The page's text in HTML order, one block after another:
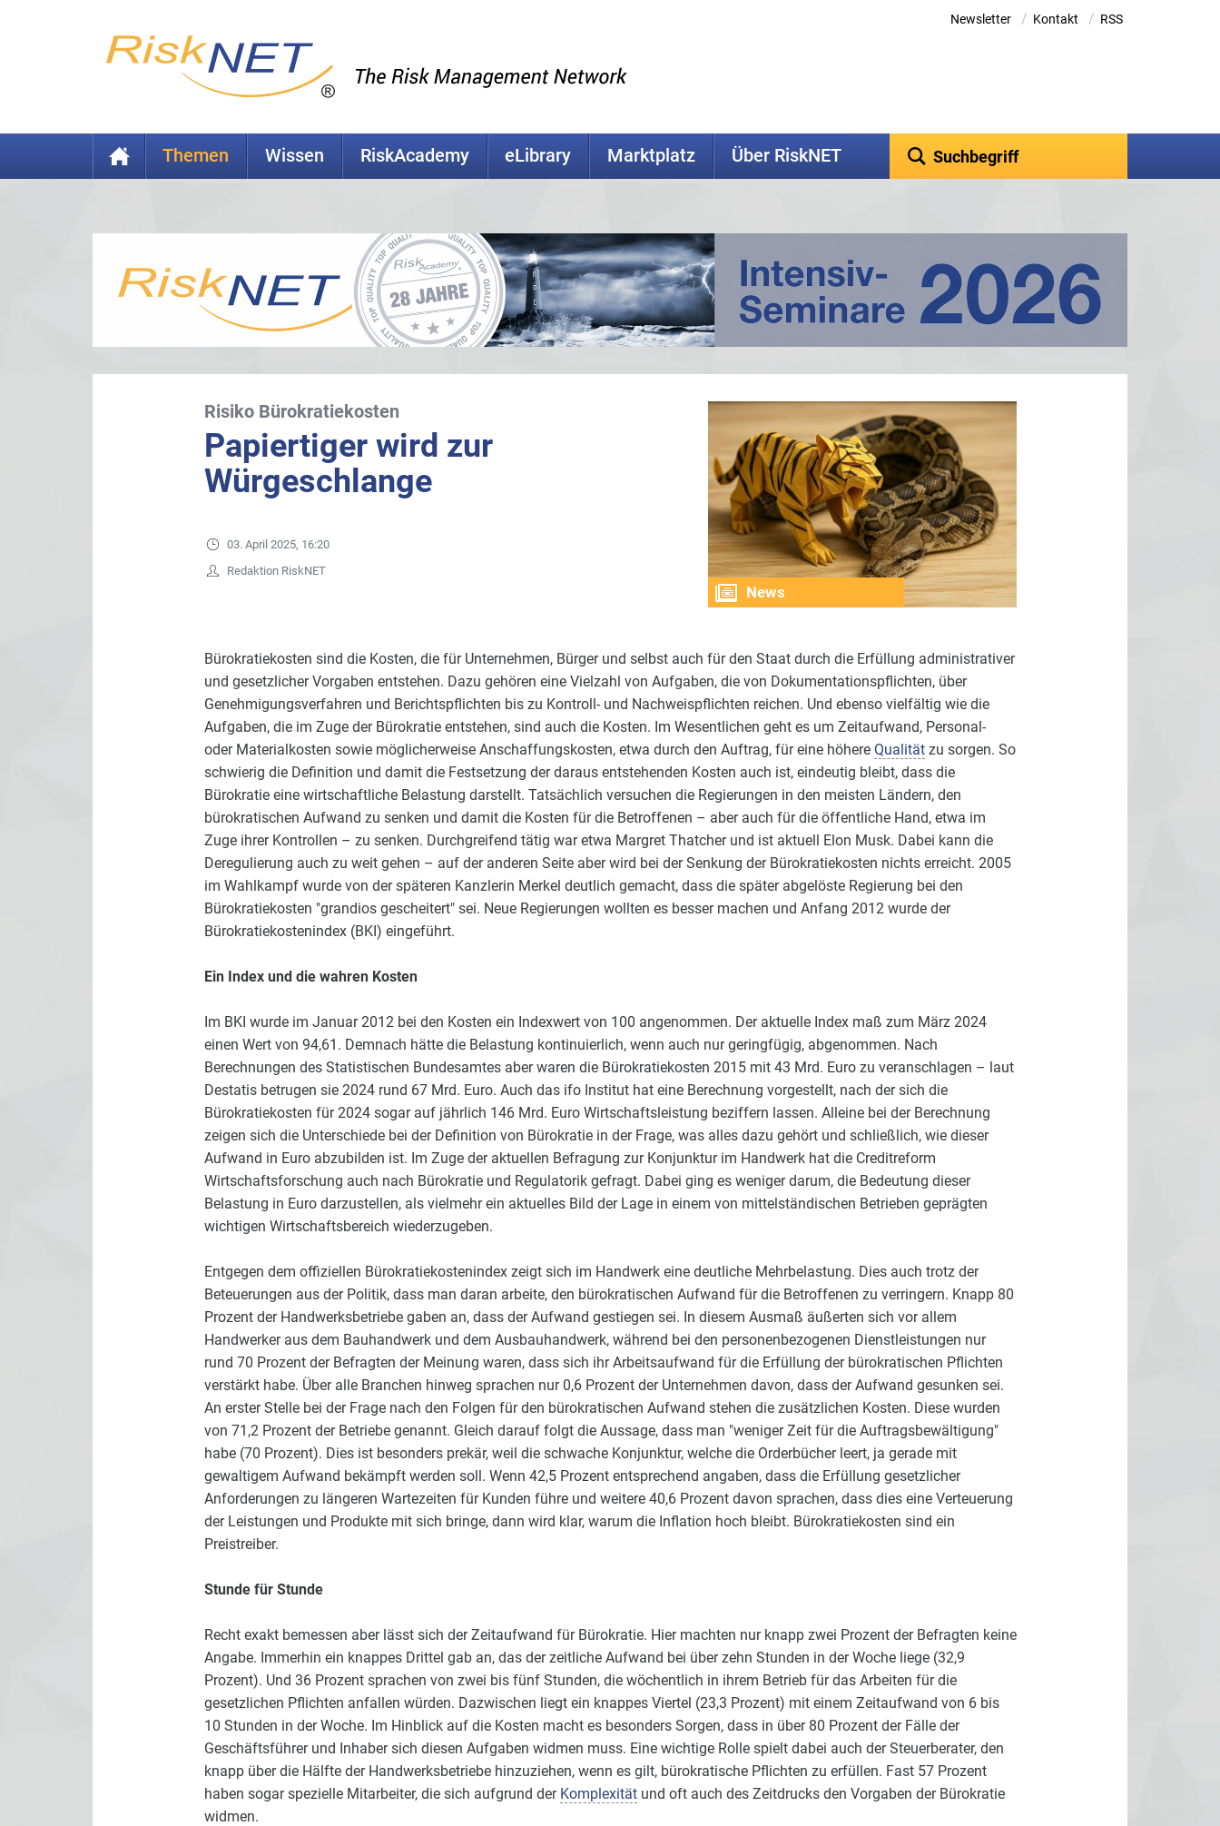
Newsletter / Kontakt / RSS
Themen Wissen RiskAcademy eLibrary Marktplatz Über RiskNET
Risiko Bürokratiekosten
Papiertiger wird zur
Würgeschlange
03. April 2025, 16:20
Redaktion RiskNET
News
Bürokratiekosten sind die Kosten, die für Unternehmen, Bürger und selbst auch für den Staat durch die Erfüllung administrativer
und gesetzlicher Vorgaben entstehen. Dazu gehören eine Vielzahl von Aufgaben, die von Dokumentationspflichten, über
Genehmigungsverfahren und Berichtspflichten bis zu Kontroll- und Nachweispflichten reichen. Und ebenso vielfältig wie die
Aufgaben, die im Zuge der Bürokratie entstehen, sind auch die Kosten. Im Wesentlichen geht es um Zeitaufwand, Personal-
oder Materialkosten sowie möglicherweise Anschaffungskosten, etwa durch den Auftrag, für eine höhere Qualitätzu sorgen. So
schwierig die Definition und damit die Festsetzung der daraus entstehenden Kosten auch ist, eindeutig bleibt, dass die
Bürokratie eine wirtschaftliche Belastung darstellt. Tatsächlich versuchen die Regierungen in den meisten Ländern, den
bürokratischen Aufwand zu senken und damit die Kosten für die Betroffenen – aber auch für die öffentliche Hand, etwa im
Zuge ihrer Kontrollen – zu senken. Durchgreifend tätig war etwa Margret Thatcher und ist aktuell Elon Musk. Dabei kann die
Deregulierung auch zu weit gehen – auf der anderen Seite aber wird bei der Senkung der Bürokratiekosten nichts erreicht. 2005
im Wahlkampf wurde von der späteren Kanzlerin Merkel deutlich gemacht, dass die später abgelöste Regierung bei den
Bürokratiekosten "grandios gescheitert" sei. Neue Regierungen wollten es besser machen und Anfang 2012 wurde der
Bürokratiekostenindex (BKI) eingeführt.
Ein Index und die wahren Kosten
Im BKI wurde im Januar 2012 bei den Kosten ein Indexwert von 100 angenommen. Der aktuelle Index maß zum März 2024
einen Wert von 94,61. Demnach hätte die Belastung kontinuierlich, wenn auch nur geringfügig, abgenommen. Nach
Berechnungen des Statistischen Bundesamtes aber waren die Bürokratiekosten 2015 mit 43 Mrd. Euro zu veranschlagen – laut
Destatis betrugen sie 2024 rund 67 Mrd. Euro. Auch das ifo Institut hat eine Berechnung vorgestellt, nach der sich die
Bürokratiekosten für 2024 sogar auf jährlich 146 Mrd. Euro Wirtschaftsleistung beziffern lassen. Alleine bei der Berechnung
zeigen sich die Unterschiede bei der Definition von Bürokratie in der Frage, was alles dazu gehört und schließlich, wie dieser
Aufwand in Euro abzubilden ist. Im Zuge der aktuellen Befragung zur Konjunktur im Handwerk hat die Creditreform
Wirtschaftsforschung auch nach Bürokratie und Regulatorik gefragt. Dabei ging es weniger darum, die Bedeutung dieser
Belastung in Euro darzustellen, als vielmehr ein aktuelles Bild der Lage in einem von mittelständischen Betrieben geprägten
wichtigen Wirtschaftsbereich wiederzugeben.
Entgegen dem offiziellen Bürokratiekostenindex zeigt sich im Handwerk eine deutliche Mehrbelastung. Dies auch trotz der
Beteuerungen aus der Politik, dass man daran arbeite, den bürokratischen Aufwand für die Betroffenen zu verringern. Knapp 80
Prozent der Handwerksbetriebe gaben an, dass der Aufwand gestiegen sei. In diesem Ausmaß äußerten sich vor allem
Handwerker aus dem Bauhandwerk und dem Ausbauhandwerk, während bei den personenbezogenen Dienstleistungen nur
rund 70 Prozent der Befragten der Meinung waren, dass sich ihr Arbeitsaufwand für die Erfüllung der bürokratischen Pflichten
verstärkt habe. Über alle Branchen hinweg sprachen nur 0,6 Prozent der Unternehmen davon, dass der Aufwand gesunken sei.
An erster Stelle bei der Frage nach den Folgen für den bürokratischen Aufwand stehen die zusätzlichen Kosten. Diese wurden
von 71,2 Prozent der Betriebe genannt. Gleich darauf folgt die Aussage, dass man "weniger Zeit für die Auftragsbewältigung"
habe (70 Prozent). Dies ist besonders prekär, weil die schwache Konjunktur, welche die Orderbücher leert, ja gerade mit
gewaltigem Aufwand bekämpft werden soll. Wenn 42,5 Prozent entsprechend angaben, dass die Erfüllung gesetzlicher
Anforderungen zu längeren Wartezeiten für Kunden führe und weitere 40,6 Prozent davon sprachen, dass dies eine Verteuerung
der Leistungen und Produkte mit sich bringe, dann wird klar, warum die Inflation hoch bleibt. Bürokratiekosten sind ein
Preistreiber.
Stunde für Stunde
Recht exakt bemessen aber lässt sich der Zeitaufwand für Bürokratie. Hier machten nur knapp zwei Prozent der Befragten keine
Angabe. Immerhin ein knappes Drittel gab an, das der zeitliche Aufwand bei über zehn Stunden in der Woche liege (32,9
Prozent). Und 36 Prozent sprachen von zwei bis fünf Stunden, die wöchentlich in ihrem Betrieb für das Arbeiten für die
gesetzlichen Pflichten anfallen würden. Dazwischen liegt ein knappes Viertel (23,3 Prozent) mit einem Zeitaufwand von 6 bis
10 Stunden in der Woche. Im Hinblick auf die Kosten macht es besonders Sorgen, dass in über 80 Prozent der Fälle der
Geschäftsführer und Inhaber sich diesen Aufgaben widmen muss. Eine wichtige Rolle spielt dabei auch der Steuerberater, den
knapp über die Hälfte der Handwerksbetriebe hinzuziehen, wenn es gilt, bürokratische Pflichten zu erfüllen. Fast 57 Prozent
haben sogar spezielle Mitarbeiter, die sich aufgrund der Komplexitätund oft auch des Zeitdrucks den Vorgaben der Bürokratie
widmen.